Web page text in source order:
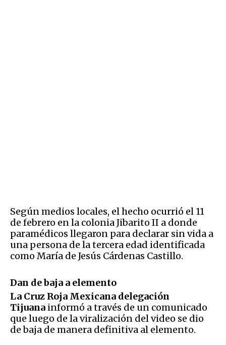
Según medios locales, el hecho ocurrió el 11
de febrero en la colonia Jibarito II a donde
paramédicos llegaron para declarar sin vida a
una persona de la tercera edad identificada
como María de Jesús Cárdenas Castillo.
Dan de baja a elemento
La Cruz Roja Mexicana delegación
Tijuana informó a través de un comunicado
que luego de la viralización del video se dio
de baja de manera definitiva al elemento.